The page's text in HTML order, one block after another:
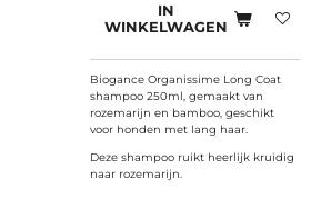
IN
WINKELWAGEN
Biogance Organissime Long Coat
shampoo 250ml, gemaakt van
rozemarijn en bamboo, geschikt
voor honden met lang haar.
Deze shampoo ruikt heerlijk kruidig
naar rozemarijn.